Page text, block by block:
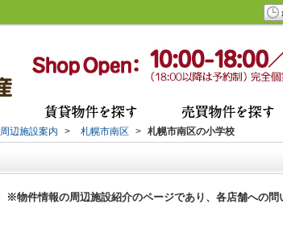
周辺施設案内 > 札幌市南区 > 札幌市南区の小学校
※物件情報の周辺施設紹介のページであり、各店舗への問